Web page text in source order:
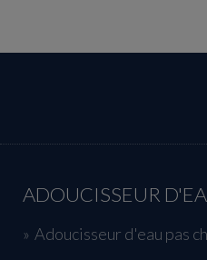
ADOUCISSEUR
Adoucisseur d'eau pas